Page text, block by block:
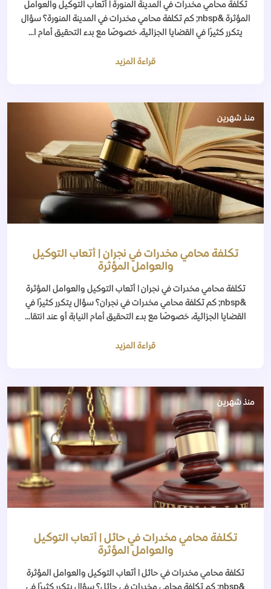
تكلفة محامي مخدرات في المدينة المنورة | أتعاب التوكيل والعوامل
المؤثرة &nbsp; كم تكلفة محامي مخدرات في المدينة المنورة؟ سؤال
يتكرر كثيرًا في القضايا الجزائية، خصوصًا مع بدء التحقيق أمام ا...
قراءة المزيد
منذ شهرين
تكلفة محامي مخدرات في نجران | أتعاب التوكيل
والعوامل المؤثرة
تكلفة محامي مخدرات في نجران | أتعاب التوكيل والعوامل المؤثرة
&nbsp; كم تكلفة محامي مخدرات في نجران؟ سؤال يتكرر كثيرًا في
القضايا الجزائية، خصوصًا مع بدء التحقيق أمام النيابة أو عند انتقا...
قراءة المزيد
منذ شهرين
تكلفة محامي مخدرات في حائل | أتعاب التوكيل
والعوامل المؤثرة
تكلفة محامي مخدرات في حائل | أتعاب التوكيل والعوامل المؤثرة
&nbsp; كم تكلفة محامي مخدرات في حائل؟ سؤال يتكرر كثيرًا في